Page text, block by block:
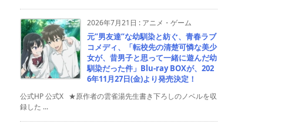
2026年7月21日 : アニメ・ゲーム
元”男友達”な幼馴染と紡ぐ、青春ラブ
コメディ、「転校先の清楚可憐な美少
女が、昔男子と思って一緒に遊んだ幼
馴染だった件」Blu-ray BOXが、202
6年11月27日(金)より発売決定！
公式HP 公式X ★原作者の雲雀湯先生書き下ろしのノベルを収
録した ...